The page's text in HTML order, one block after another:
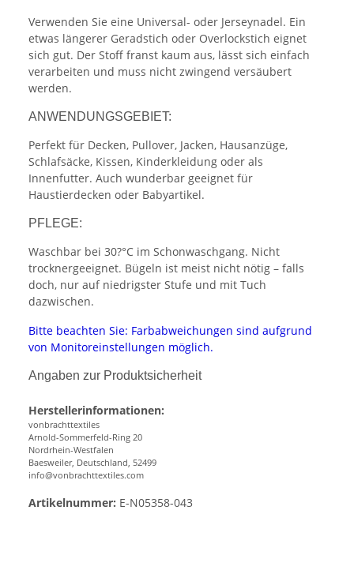
Verwenden Sie eine Universal- oder Jerseynadel. Ein
etwas längerer Geradstich oder Overlockstich eignet
sich gut. Der Stoff franst kaum aus, lässt sich einfach
verarbeiten und muss nicht zwingend versäubert
werden.
ANWENDUNGSGEBIET:
Perfekt für Decken, Pullover, Jacken, Hausanzüge,
Schlafsäcke, Kissen, Kinderkleidung oder als
Innenfutter. Auch wunderbar geeignet für
Haustierdecken oder Babyartikel.
PFLEGE:
Waschbar bei 30?°C im Schonwaschgang. Nicht
trocknergeeignet. Bügeln ist meist nicht nötig – falls
doch, nur auf niedrigster Stufe und mit Tuch
dazwischen.
Bitte beachten Sie: Farbabweichungen sind aufgrund
von Monitoreinstellungen möglich.
Angaben zur Produktsicherheit
Herstellerinformationen:
vonbrachttextiles
Arnold-Sommerfeld-Ring 20
Nordrhein-Westfalen
Baesweiler, Deutschland, 52499
info@vonbrachttextiles.com
Artikelnummer: E-N05358-043